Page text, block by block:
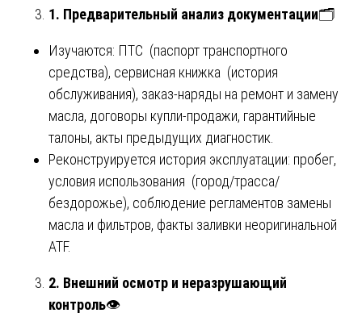
1. Предварительный анализ документации🗂️
Изучаются: ПТС (паспорт транспортного
средства), сервисная книжка (история
обслуживания), заказ-наряды на ремонт и замену
масла, договоры купли-продажи, гарантийные
талоны, акты предыдущих диагностик.
Реконструируется история эксплуатации: пробег,
условия использования (город/трасса/
бездорожье), соблюдение регламентов замены
масла и фильтров, факты заливки неоригинальной
ATF.
2. Внешний осмотр и неразрушающий
контроль👁️